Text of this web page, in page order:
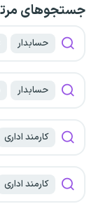
جستجو‌های
حسابدار
حسابدار
کارمند اداری
کارمند اداری